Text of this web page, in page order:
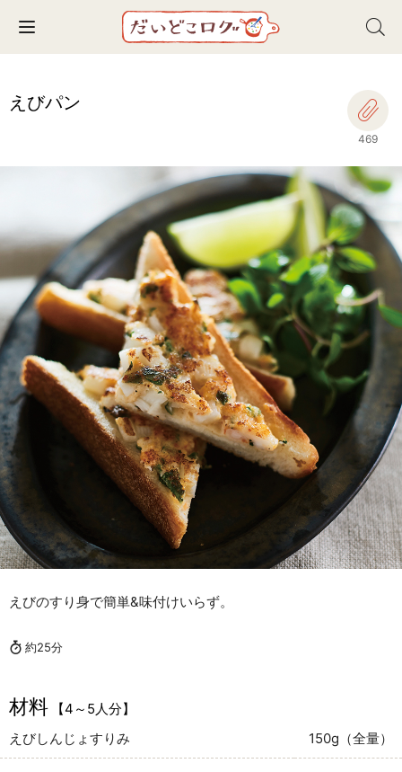
Toggle navigation
えびパン
469
えびのすり身で簡単&味付けいらず。
約25分
材料
【4～5人分】
えびしんじょすりみ
150g（全量）